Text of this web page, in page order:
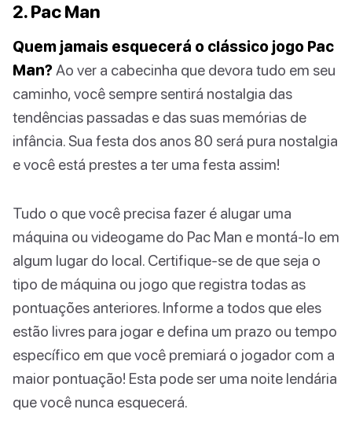
2. Pac Man
Quem jamais esquecerá o clássico jogo Pac
Man?Ao ver a cabecinha que devora tudo em seu
caminho, você sempre sentirá nostalgia das
tendências passadas e das suas memórias de
infância. Sua festa dos anos 80 será pura nostalgia
e você está prestes a ter uma festa assim!
Tudo o que você precisa fazer é alugar uma
máquina ou videogame do Pac Man e montá-lo em
algum lugar do local. Certifique-se de que seja o
tipo de máquina ou jogo que registra todas as
pontuações anteriores. Informe a todos que eles
estão livres para jogar e defina um prazo ou tempo
específico em que você premiará o jogador com a
maior pontuação! Esta pode ser uma noite lendária
que você nunca esquecerá.